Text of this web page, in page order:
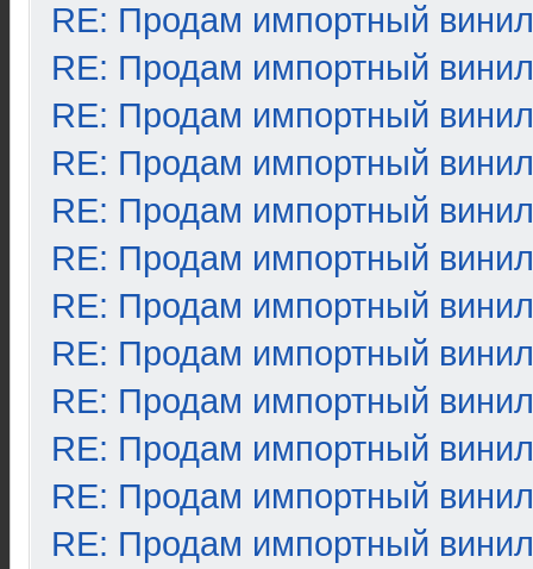
RE: Продам импортный винил
RE: Продам импортный винил
RE: Продам импортный винил
RE: Продам импортный винил
RE: Продам импортный винил
RE: Продам импортный винил
RE: Продам импортный винил
RE: Продам импортный винил
RE: Продам импортный винил
RE: Продам импортный винил
RE: Продам импортный винил
RE: Продам импортный винил